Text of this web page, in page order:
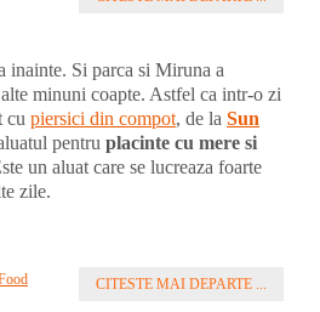
inainte. Si parca si Miruna a
minuni coapte. Astfel ca intr-o zi
cu piersici din compot, de la Sun
pentru placinte cu mere si
un aluat care se lucreaza foarte
zile.
CITESTE MAI DEPARTE ...